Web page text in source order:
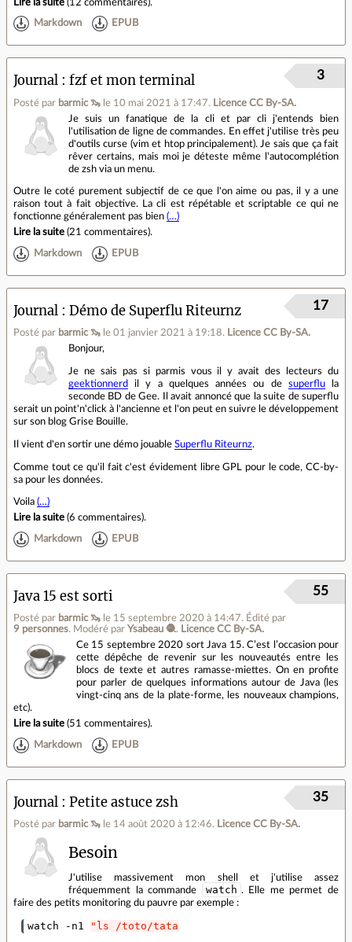
Lire la suite (12 commentaires).
Markdown EPUB
Journal fzf et mon terminal
Posté par barmic 🦦 le 10 mai 2021 à 17:47. Licence CC By‑SA.
3
Je suis un fanatique de la cli et par cli j'entends bien
l'utilisation de ligne de commandes. En effet j'utilise très peu
d'outils curse (vim et htop principalement). Je sais que ça fait
rêver certains, mais moi je déteste même l'autocomplétion
de zsh via un menu.
Outre le coté purement subjectif de ce que l'on aime ou pas, il y a une
raison tout à fait objective. La cli est répétable et scriptable ce qui ne
fonctionne généralement pas bien (…)
Lire la suite (21 commentaires).
Markdown EPUB
Journal Démo de Superflu Riteurnz
Posté par barmic 🦦 le 01 janvier 2021 à 19:18. Licence CC By‑SA.
17
Bonjour,
Je ne sais pas si parmis vous il y avait des lecteurs du
geektionnerd il y a quelques années ou de superflula
seconde BD de Gee. Il avait annoncé que la suite de superflu
serait un point'n'click à l'ancienne et l'on peut en suivre le développement
sur son blog Grise Bouille.
Il vient d'en sortir une démo jouable Superflu Riteurnz.
Comme tout ce qu'il fait c'est évidement libre GPL pour le code, CC-by-
sa pour les données.
Voila (…)
Lire la suite (6 commentaires).
Markdown EPUB
Java 15 est sorti
Posté par barmic 🦦 le 15 septembre 2020 à 14:47. Édité par
9 personnes. Modéré par Ysabeau 🧶. Licence CC By‑SA.
55
Ce 15 septembre 2020 sort Java 15. C’est l’occasion pour
cette dépêche de revenir sur les nouveautés entre les
blocs de texte et autres ramasse‑miettes. On en profite
pour parler de quelques informations autour de Java (les
vingt‑cinq ans de la plate‑forme, les nouveaux champions,
etc).
Lire la suite (51 commentaires).
Markdown EPUB
Journal Petite astuce zsh
Posté par barmic 🦦 le 14 août 2020 à 12:46. Licence CC By‑SA.
35
Besoin
J'utilise massivement mon shell et j'utilise assez
fréquemment la commande
watch . Elle me permet de
faire des petits monitoring du pauvre par exemple :
watch -n1 "ls /toto/tata